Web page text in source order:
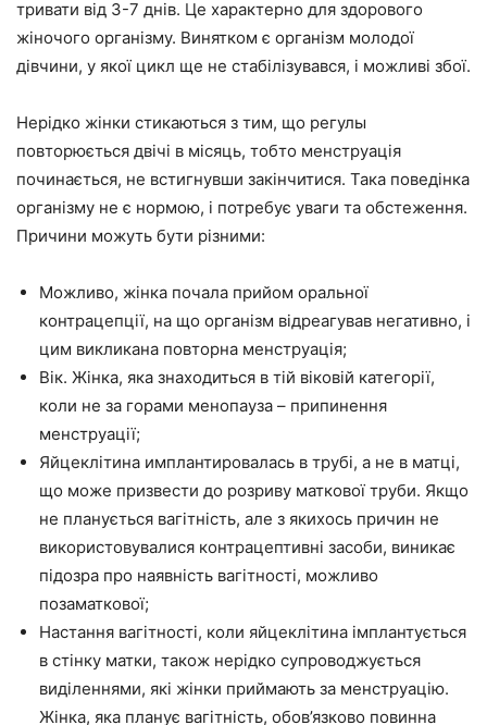
тривати від 3-7 днів. Це характерно для здорового
жіночого організму. Винятком є організм молодої
дівчини, у якої цикл ще не стабілізувався, і можливі збої.
Нерідко жінки стикаються з тим, що регулы
повторюється двічі в місяць, тобто менструація
починається, не встигнувши закінчитися. Така поведінка
організму не є нормою, і потребує уваги та обстеження.
Причини можуть бути різними:
Можливо, жінка почала прийом оральної
контрацепції, на що організм відреагував негативно, і
цим викликана повторна менструація;
Вік. Жінка, яка знаходиться в тій віковій категорії,
коли не за горами менопауза – припинення
менструації;
Яйцеклітина имплантировалась в трубі, а не в матці,
що може призвести до розриву маткової труби. Якщо
не планується вагітність, але з якихось причин не
використовувалися контрацептивні засоби, виникає
підозра про наявність вагітності, можливо
позаматкової;
Настання вагітності, коли яйцеклітина імплантується
в стінку матки, також нерідко супроводжується
виділеннями, які жінки приймають за менструацію.
Жінка, яка планує вагітність, обов’язково повинна